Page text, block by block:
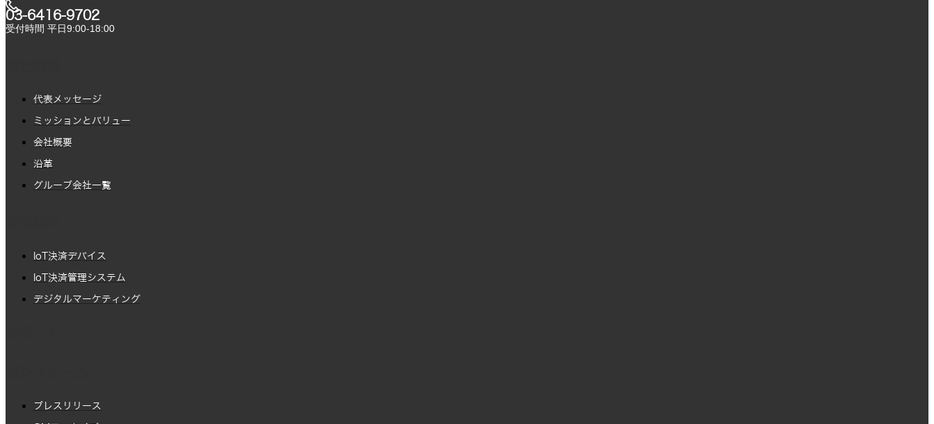
03-6416-9702​
受付時間 平日9:00-18:00
代表メッセージ
ミッションとバリュー
会社概要
沿革
グループ会社一覧
IoT決済デバイス
IoT決済管理システム
デジタルマーケティング
プレスリリース